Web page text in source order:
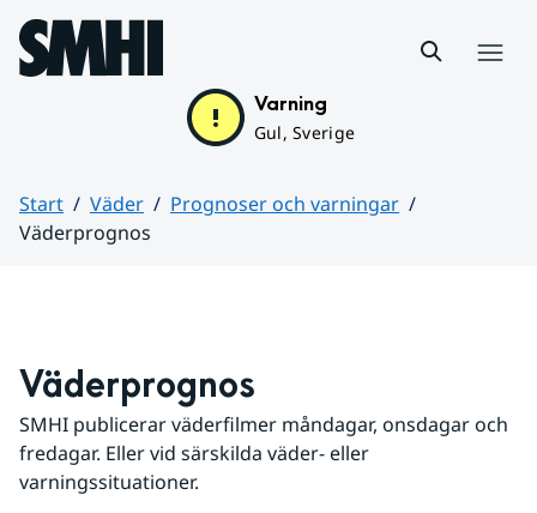
Hoppa till sidans innehåll
Varning
Gul, Sverige
Start Väder
Prognoser och varningar
Väderprognos
Väderprognos
SMHI publicerar väderfilmer måndagar, onsdagar och
fredagar. Eller vid särskilda väder- eller
varningssituationer.